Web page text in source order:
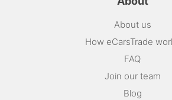
About us
How eCarsTrade
FAQ
Join our team
Blog